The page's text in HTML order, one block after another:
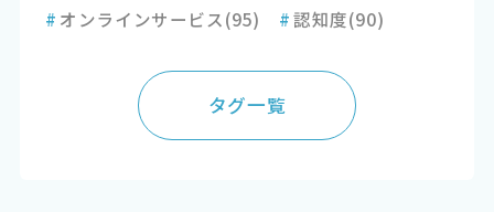
# オンラインサービス(95) #認知度(90)
タグ一覧